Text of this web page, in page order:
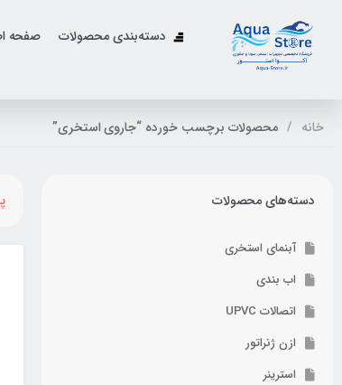
دسته‌بندی محصولات صفحه
خانه محصولات برچسب خورده “جاروی استخری”
دسته‌های محصولات
آبنمای استخری
اب بندی
اتصالات UPVC
ازن ژنراتور
استرینر